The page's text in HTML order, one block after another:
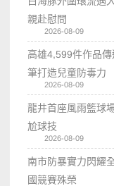
親赴慰問
2026-08-09
高雄4,599件作品
筆打造兒童防毒力
2026-08-09
龍井首座風雨籃球
尬球技
2026-08-09
南市防暴實力閃耀
國競賽殊榮